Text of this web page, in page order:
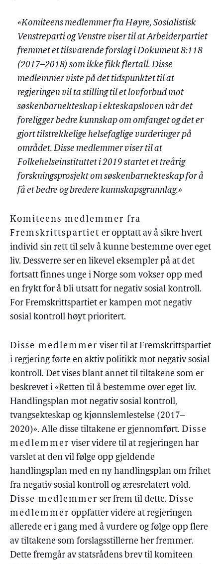
«Komiteens medlemmer fra Høyre, Sosialistisk
Venstreparti og Venstre viser til at Arbeiderpartiet
fremmet et tilsvarende forslag i Dokument 8:118
(2017–2018) som ikke fikk flertall. Disse
medlemmer viste på det tidspunktet til at
regjeringen vil ta stilling til et lovforbud mot
søskenbarnekteskap i ekteskapsloven når det
foreligger bedre kunnskap om omfanget og det er
gjort tilstrekkelige helsefaglige vurderinger på
området. Disse medlemmer viser til at
Folkehelseinstituttet i 2019 startet et treårig
forskningsprosjekt om søskenbarnekteskap for å
få et bedre og bredere kunnskapsgrunnlag.»
Komiteens medlemmer fra
Fremskrittspartiet er opptatt av å sikre hvert
individ sin rett til selv å kunne bestemme over eget
liv. Dessverre ser en likevel eksempler på at det
fortsatt finnes unge i Norge som vokser opp med
en frykt for å bli utsatt for negativ sosial kontroll.
For Fremskrittspartiet er kampen mot negativ
sosial kontroll høyt prioritert.
Disse medlemmer viser til at Fremskrittspartiet
i regjering førte en aktiv politikk mot negativ sosial
kontroll. Det vises blant annet til tiltakene som er
beskrevet i «Retten til å bestemme over eget liv.
Handlingsplan mot negativ sosial kontroll,
tvangsekteskap og kjønnslemlestelse (2017–
2020)». Alle disse tiltakene er gjennomført. Disse
medlemmer viser videre til at regjeringen har
varslet at den vil følge opp gjeldende
handlingsplan med en ny handlingsplan om frihet
fra negativ sosial kontroll og æresrelatert vold.
Disse medlemmer ser frem til dette. Disse
medlemmer oppfatter videre at regjeringen
allerede er i gang med å vurdere og følge opp flere
av tiltakene som forslagsstillerne her fremmer.
Dette fremgår av statsrådens brev til komiteen